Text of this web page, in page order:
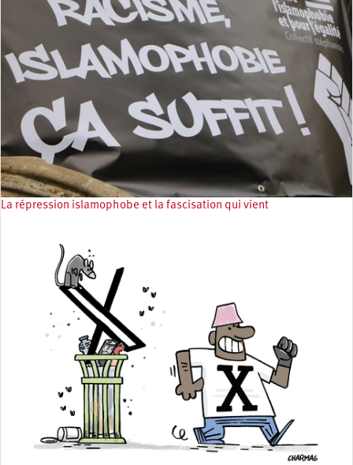
La répression islamophobe et la fascisation qui vient